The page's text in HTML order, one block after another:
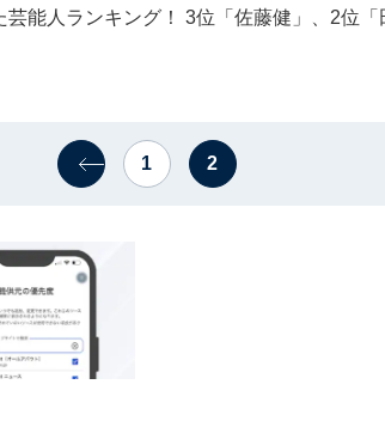
能人ランキング！ 3位「佐藤健」、2位「
1 2